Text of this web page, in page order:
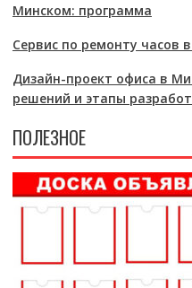
Минском: программа
Сервис по ремонту часов
Дизайн-проект офиса в
решений и этапы
ПОЛЕЗНОЕ